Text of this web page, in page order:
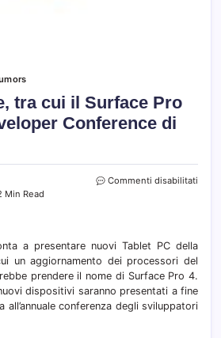
tra cui il Surface Pro
Conference di
Min Read
Commenti disabilitati
il
al
a presentare nuovi Tablet PC della
un aggiornamento dei processori del
prendere il nome di Surface Pro 4.
dispositivi saranno presentati a fine
all’annuale conferenza degli sviluppatori